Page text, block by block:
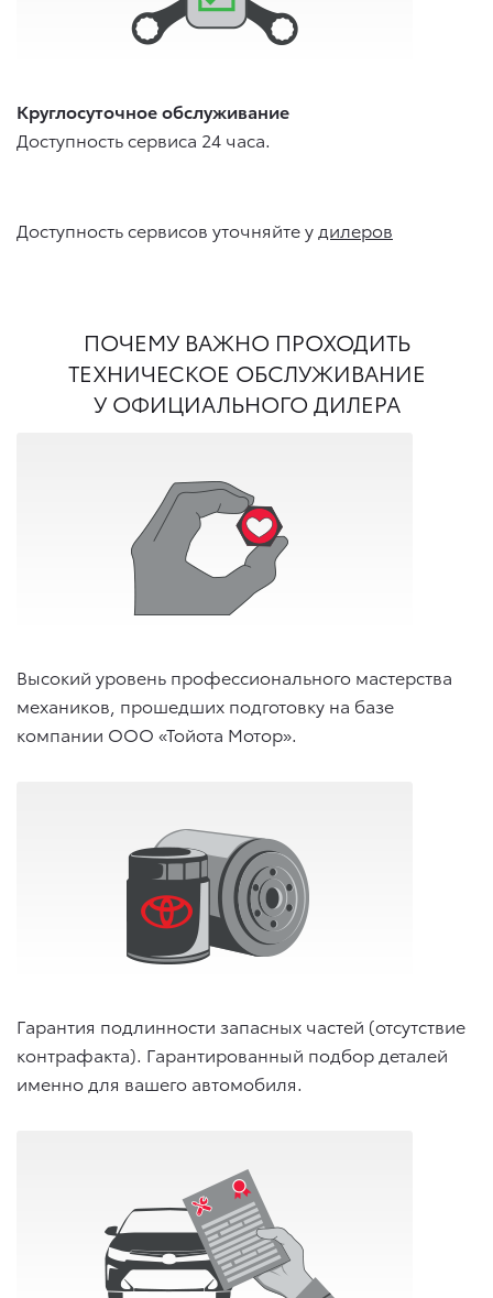
Круглосуточное обслуживание
Доступность сервиса 24 часа.
Доступность сервисов уточняйте у дилеров
ПОЧЕМУ ВАЖНО ПРОХОДИТЬ
ТЕХНИЧЕСКОЕ ОБСЛУЖИВАНИЕ
У ОФИЦИАЛЬНОГО ДИЛЕРА
Высокий уровень профессионального мастерства
механиков, прошедших подготовку на базе
компании ООО «Тойота Мотор».
Гарантия подлинности запасных частей (отсутствие
контрафакта). Гарантированный подбор деталей
именно для вашего автомобиля.